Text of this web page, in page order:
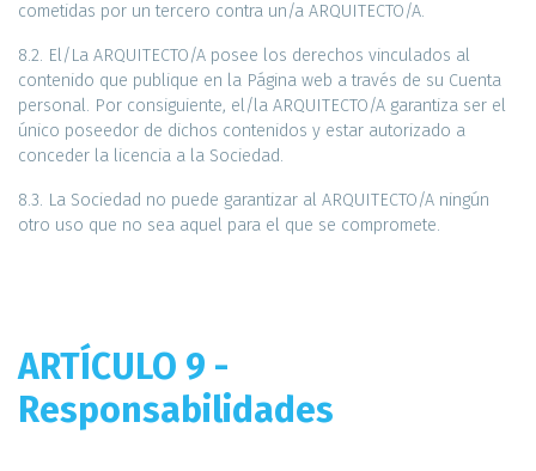
cometidas por un tercero contra un/a ARQUITECTO/A.
8.2. El/La ARQUITECTO/A posee los derechos vinculados al
contenido que publique en la Página web a través de su Cuenta
personal. Por consiguiente, el/la ARQUITECTO/A garantiza ser el
único poseedor de dichos contenidos y estar autorizado a
conceder la licencia a la Sociedad.
8.3. La Sociedad no puede garantizar al ARQUITECTO/A ningún
otro uso que no sea aquel para el que se compromete.
ARTÍCULO 9 -
Responsabilidades